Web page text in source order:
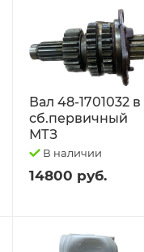
Вал 48-1701032 в
сб.первичный
МТЗ
В наличии
14800 руб.